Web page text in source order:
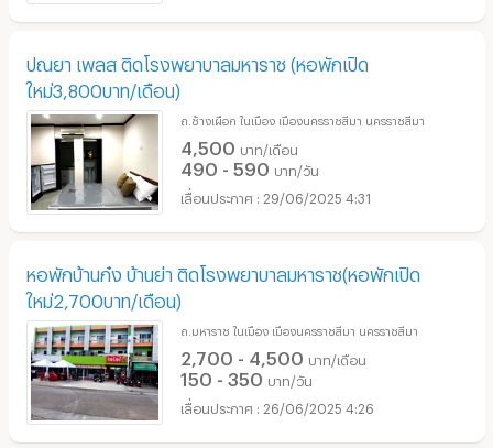
ปณยา เพลส ติดโรงพยาบาลมหาราช (หอพักเปิด
ใหม่3,800บาท/เดือน)
ถ.ช้างเผือก ในเมือง เมืองนครราชสีมา นครราชสีมา
4,500 บาท/เดือน
490 - 590 บาท/วัน
29/06/2025 4:31
หอพักบ้านก๋ง บ้านย่า ติดโรงพยาบาลมหาราช(หอพักเปิด
ใหม่2,700บาท/เดือน)
ถ.มหาราช ในเมือง เมืองนครราชสีมา นครราชสีมา
2,700 - 4,500 บาท/เดือน
150 - 350 บาท/วัน
26/06/2025 4:26